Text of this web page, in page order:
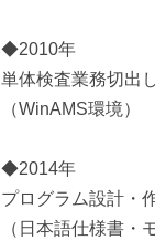
◆2010年
単体検査業務切出
（WinAMS環境）
◆2014年
プログラム設計・
（日本語仕様書・